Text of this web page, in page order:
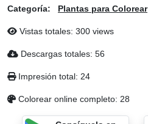
Categoría: Plantas para Colorear
Vistas totales: 300 views
Descargas totales: 56
Impresión total: 24
Colorear online completo: 28